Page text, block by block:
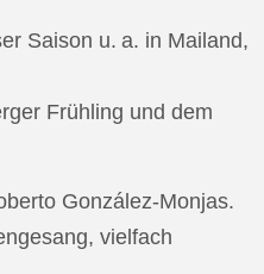
Saison u. a. in Mailand,
Frühling und dem
González-Monjas.
vielfach